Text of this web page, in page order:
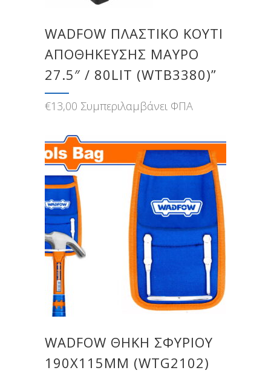
WADFOW ΠΛΑΣΤΙΚΟ ΚΟΥΤΙ
ΑΠΟΘΗΚΕΥΣΗΣ ΜΑΥΡΟ
27.5″ / 80LIT (WTB3380)”
€13,00 Συμπεριλαμβάνει ΦΠΑ
WADFOW ΘΗΚΗ ΣΦΥΡΙΟΥ
190X115MM (WTG2102)